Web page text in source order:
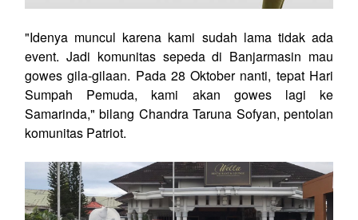
"Idenya muncul karena kami sudah lama tidak ada
event. Jadi komunitas sepeda di Banjarmasin mau
gowes gila-gilaan. Pada 28 Oktober nanti, tepat Hari
Sumpah Pemuda, kami akan gowes lagi ke
Samarinda," bilang Chandra Taruna Sofyan, pentolan
komunitas Patriot.